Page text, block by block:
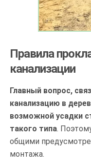
Правила
канализации
Главный вопрос,
канализацию в
возможной усадки
такого типа.
общими
монтажа.